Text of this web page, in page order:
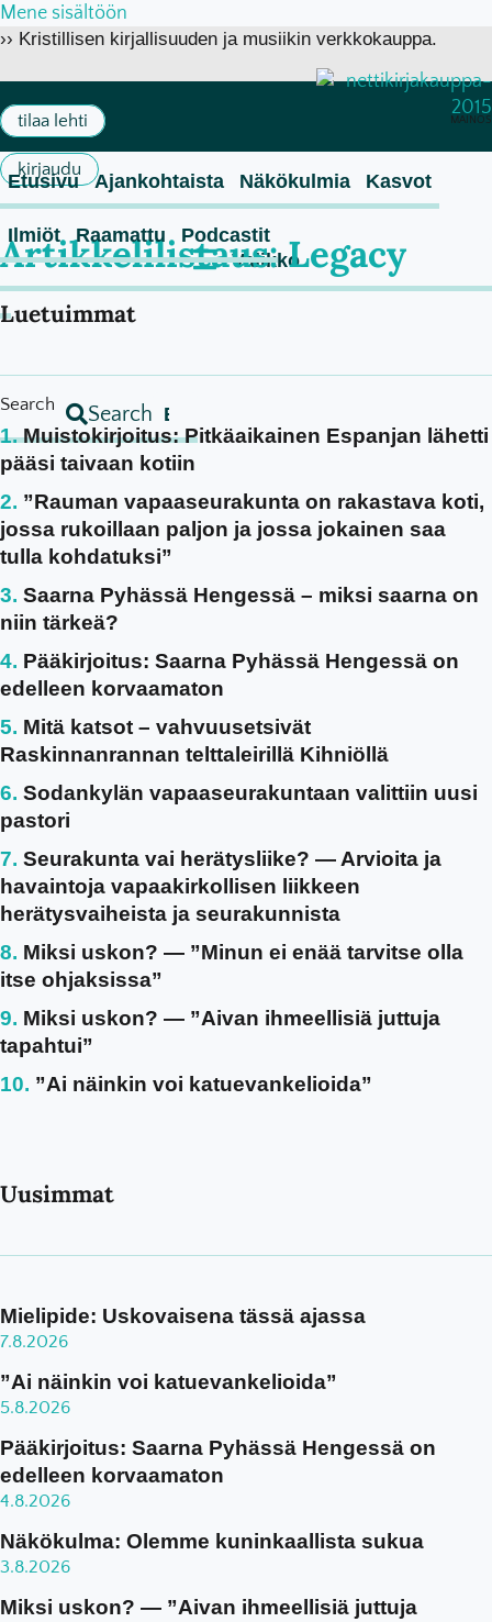
Mene sisältöön
›› Kristillisen kirjallisuuden ja musiikin verkkokauppa.
MAINOS
tilaa lehti
kirjaudu
Etusivu Ajankohtaista Näkökulmia Kasvot
Ilmiöt Raamattu Podcastit
Search Search
Artikkelilistaus: Legacy
Luetuimmat
Muistokirjoitus: Pitkäaikainen Espanjan lähetti
pääsi taivaan kotiin
”Rauman vapaaseurakunta on rakastava koti,
jossa rukoillaan paljon ja jossa jokainen saa
tulla kohdatuksi”
Saarna Pyhässä Hengessä – miksi saarna on
niin tärkeä?
Pääkirjoitus: Saarna Pyhässä Hengessä on
edelleen korvaamaton
Mitä katsot – vahvuusetsivät
Raskinnanrannan telttaleirillä Kihniöllä
Sodankylän vapaaseurakuntaan valittiin uusi
pastori
Seurakunta vai herätysliike? — Arvioita ja
havaintoja vapaakirkollisen liikkeen
herätysvaiheista ja seurakunnista
Miksi uskon? — ”Minun ei enää tarvitse olla
itse ohjaksissa”
Miksi uskon? — ”Aivan ihmeellisiä juttuja
tapahtui”
”Ai näinkin voi katuevankelioida”
Uusimmat
Mielipide: Uskovaisena tässä ajassa
7.8.2026
”Ai näinkin voi katuevankelioida”
5.8.2026
Pääkirjoitus: Saarna Pyhässä Hengessä on
edelleen korvaamaton
4.8.2026
Näkökulma: Olemme kuninkaallista sukua
3.8.2026
Miksi uskon? — ”Aivan ihmeellisiä juttuja